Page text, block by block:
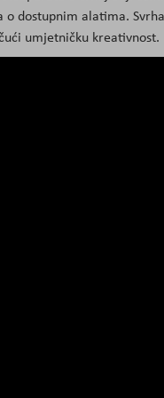
o dostupnim alatima.
umjetničku kreativnost.